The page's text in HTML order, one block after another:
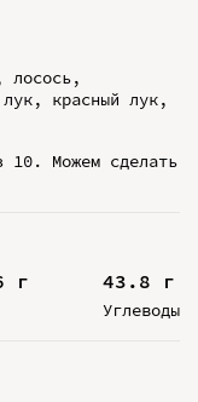
лосось,
красный лук,
10. Можем сделать
г 43.8 г
Углеводы